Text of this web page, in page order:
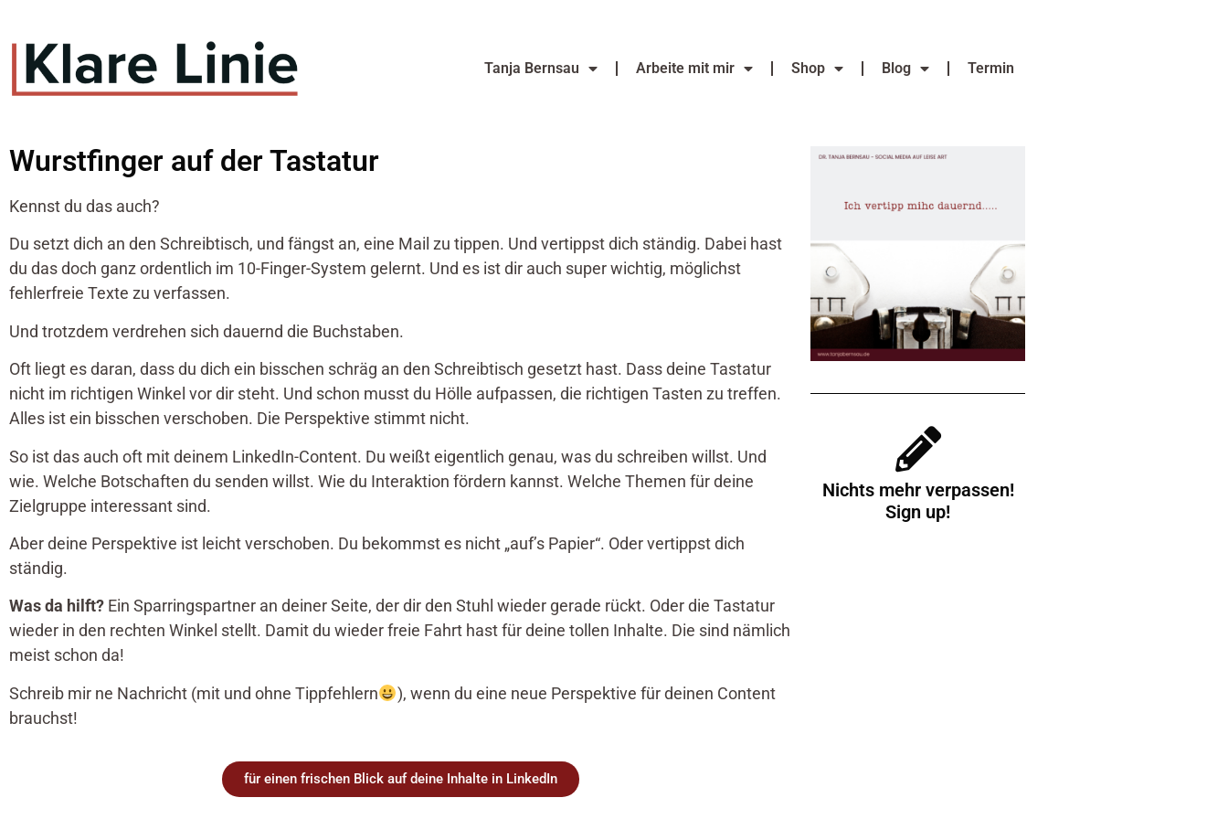
Tanja Bernsau Arbeite mit mir Shop Blog Termin
Wurstfinger auf der Tastatur
Kennst du das auch?
Du setzt dich an den Schreibtisch, und fängst an, eine Mail zu tippen. Und vertippst dich ständig. Dabei hast
du das doch ganz ordentlich im 10-Finger-System gelernt. Und es ist dir auch super wichtig, möglichst
fehlerfreie Texte zu verfassen.
Und trotzdem verdrehen sich dauernd die Buchstaben.
Oft liegt es daran, dass du dich ein bisschen schräg an den Schreibtisch gesetzt hast. Dass deine Tastatur
nicht im richtigen Winkel vor dir steht. Und schon musst du Hölle aufpassen, die richtigen Tasten zu treffen.
Alles ist ein bisschen verschoben. Die Perspektive stimmt nicht.
So ist das auch oft mit deinem LinkedIn-Content. Du weißt eigentlich genau, was du schreiben willst. Und
wie. Welche Botschaften du senden willst. Wie du Interaktion fördern kannst. Welche Themen für deine
Zielgruppe interessant sind.
Aber deine Perspektive ist leicht verschoben. Du bekommst es nicht „auf’s Papier“. Oder vertippst dich
ständig.
Was da hilft? Ein Sparringspartner an deiner Seite, der dir den Stuhl wieder gerade rückt. Oder die Tastatur
wieder in den rechten Winkel stellt. Damit du wieder freie Fahrt hast für deine tollen Inhalte. Die sind nämlich
meist schon da!
Schreib mir ne Nachricht (mit und ohne Tippfehlern
), wenn du eine neue Perspektive für deinen Content
brauchst!
für einen frischen Blick auf deine Inhalte in LinkedIn
Nichts mehr verpassen!
Sign up!